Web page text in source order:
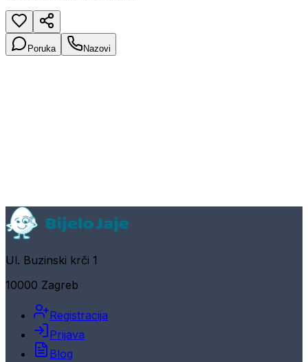
Poruka Nazovi
Ul. Buzinski krči 1
10000 Zagreb
Registracija
Prijava
Blog